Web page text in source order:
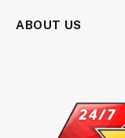
ABOUT US